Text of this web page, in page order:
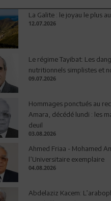
La Galite : le joyau le plus
12.07.2026
Le régime Tayibat: Les
nutritionnels simplistes et
09.07.2026
Hommages ponctués au
Amara, décédé lundi : les
deuil
03.08.2026
Ahmed Friaa - Mohamed
l’Universitaire exemplaire
04.08.2026
Abdelaziz Kacem: